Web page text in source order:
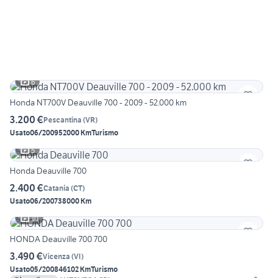
6
Honda NT700V Deauville 700 - 2009 - 52.000 km
3.200 €Pescantina (VR)
Usato06/200952000 KmTurismo
5
Honda Deauville 700
2.400 €Catania (CT)
Usato06/200738000 Km
10
HONDA Deauville 700 700
3.490 €Vicenza (VI)
Usato05/200846102 KmTurismo